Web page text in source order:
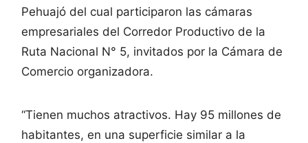
Pehuajó del cual participaron las cámaras
empresariales del Corredor Productivo de la
Ruta Nacional N° 5, invitados por la Cámara de
Comercio organizadora.
“Tienen muchos atractivos. Hay 95 millones de
habitantes, en una superficie similar a la